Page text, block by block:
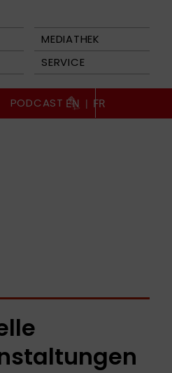
MEDIATHEK
SERVICE
PODCAST EN | FR